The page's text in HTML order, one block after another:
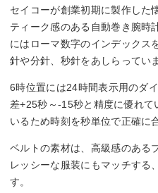
セイコーが創業初期に製作した
ティーク感のある自動巻き腕時
にはローマ数字のインデックス
針や分針、秒針をあしらってい
6時位置には24時間表示用のダ
差+25秒～-15秒と精度に優れ
いるため時刻を秒単位で正確に
ベルトの素材は、高級感のある
レッシーな服装にもマッチする
す。